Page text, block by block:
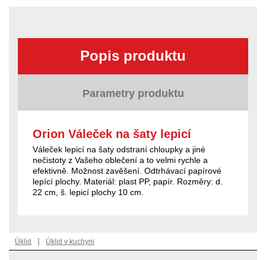
Popis produktu
Parametry produktu
Orion Váleček na šaty lepicí
Váleček lepicí na šaty odstraní chloupky a jiné
nečistoty z Vašeho oblečení a to velmi rychle a
efektivně. Možnost zavěšení. Odtrhávací papírové
lepící plochy. Materiál: plast PP, papír. Rozměry: d.
22 cm, š. lepicí plochy 10 cm.
Úklid | Úklid v kuchyni